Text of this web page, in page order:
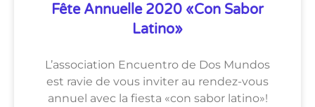
Fête Annuelle 2020 «con Sabor
Latino»
L’association Encuentro de Dos Mundos
est ravie de vous inviter au rendez-vous
annuel avec la fiesta «con sabor latino»!